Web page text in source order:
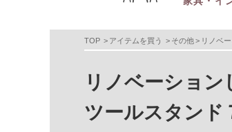
TOP アイテムを買う その他 リノベ
リノベーショ
ツールスタンド